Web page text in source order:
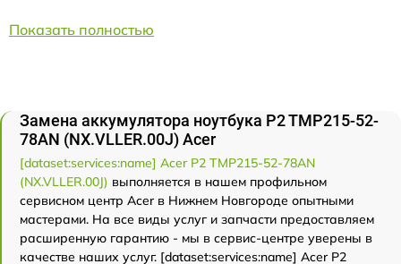
Показать полностью
Замена аккумулятора ноутбука P2 TMP215-52-
78AN (NX.VLLER.00J) Acer
[dataset:services:name] Acer P2 TMP215-52-78AN
(NX.VLLER.00J) выполняется в нашем профильном
сервисном центр Acer в Нижнем Новгороде опытными
мастерами. На все виды услуг и запчасти предоставляем
расширенную гарантию - мы в сервис-центре уверены в
качестве наших услуг. [dataset:services:name] Acer P2